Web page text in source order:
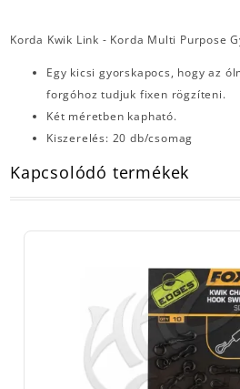
Korda Kwik Link - Korda Multi Purpose
Egy kicsi gyorskapocs, hogy az
forgóhoz tudjuk fixen rögzíteni.
Két méretben kapható.
Kiszerelés: 20 db/csomag
Kapcsolódó termékek